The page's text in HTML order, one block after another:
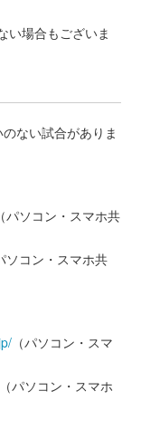
い場合もございま
ない試合がありま
（パソコン・スマホ共
ソコン・スマホ共
（パソコン・スマ
（パソコン・スマホ